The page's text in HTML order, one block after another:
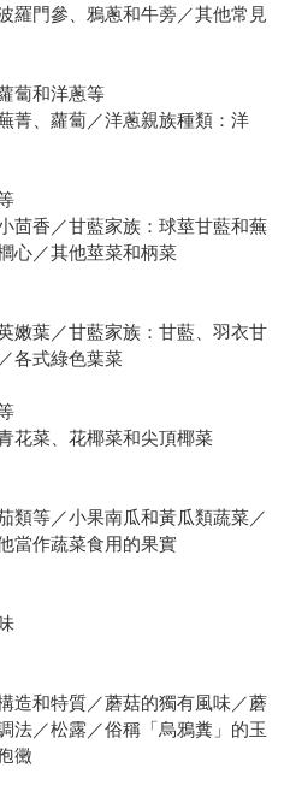
羅門參、鴉蔥和牛蒡／其他常見
蔔和洋蔥等
菁、蘿蔔／洋蔥親族種類：洋
茴香／甘藍家族：球莖甘藍和蕪
心／其他莖菜和柄菜
嫩葉／甘藍家族：甘藍、羽衣甘
各式綠色葉菜
花菜、花椰菜和尖頂椰菜
類等／小果南瓜和黃瓜類蔬菜／
當作蔬菜食用的果實
造和特質／蘑菇的獨有風味／蘑
法／松露／俗稱「烏鴉糞」的玉
黴